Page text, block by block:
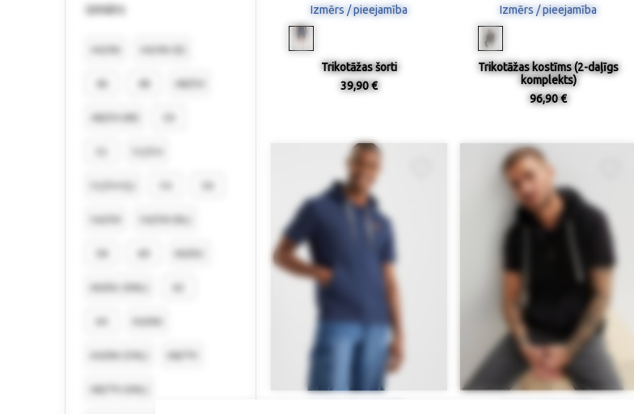
izmērs Izmērs / pieejamība
Trikotāžas šorti
39,90 €
Izmērs / pieejamība
Trikotāžas kostīms (2-daļīgs
komplekts)
96,90 €